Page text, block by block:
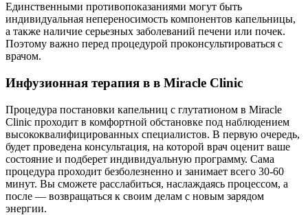
Единственными противопоказаниями могут быть
индивидуальная непереносимость компонентов капельницы,
а также наличие серьезных заболеваний печени или почек.
Поэтому важно перед процедурой проконсультироваться с
врачом.
Инфузионная терапия в в Miracle Clinic
Процедура постановки капельниц с глутатионом в Miracle
Clinic проходит в комфортной обстановке под наблюдением
высококвалифицированных специалистов. В первую очередь,
будет проведена консультация, на которой врач оценит ваше
состояние и подберет индивидуальную программу. Сама
процедура проходит безболезненно и занимает всего 30-60
минут. Вы сможете расслабиться, наслаждаясь процессом, а
после — возвращаться к своим делам с новым зарядом
энергии.